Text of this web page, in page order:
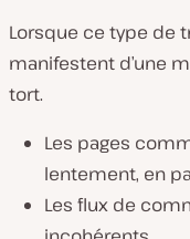
Lorsque ce type de
manifestent d’une
tort.
Les pages
lentement, en
Les flux de